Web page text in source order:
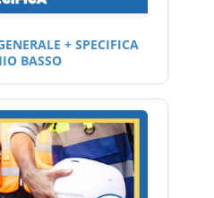
+ SPECIFICA
BASSO